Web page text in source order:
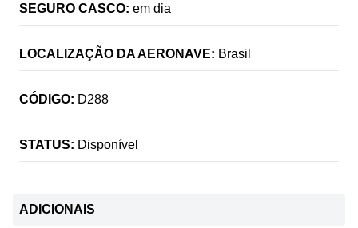
SEGURO CASCO: em dia
LOCALIZAÇÃO DA AERONAVE: Brasil
CÓDIGO: D288
STATUS: Disponível
ADICIONAIS